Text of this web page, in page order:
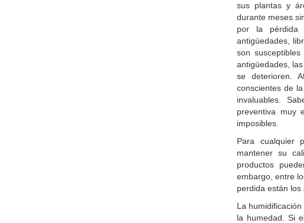
sus plantas y
durante meses
por la pérdida
antigüedades,
son
antigüedades,
se deterioren.
conscientes de
invaluables.
preventiva muy
imposibles.
Para cualquier
mantener su
productos
embargo, entre
perdida están
La
la humedad. Si